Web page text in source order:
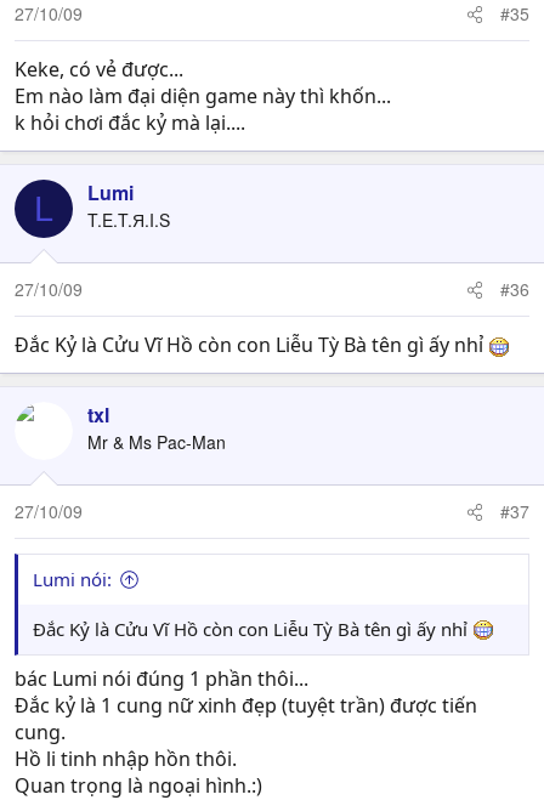
27/10/09 #35
Keke, có vẻ được...
Em nào làm đại diện game này thì khốn...
k hỏi chơi đắc kỷ mà lại....
L Lumi
T.E.T.Я.I.S
27/10/09 #36
Đắc Kỷ là Cửu Vĩ Hồ còn con Liễu Tỳ Bà tên gì ấy nhỉ
txl
Mr & Ms Pac-Man
27/10/09 #37
Lumi nói:
Đắc Kỷ là Cửu Vĩ Hồ còn con Liễu Tỳ Bà tên gì ấy nhỉ
bác Lumi nói đúng 1 phần thôi...
Đắc kỷ là 1 cung nữ xinh đẹp (tuyệt trần) được tiến
cung.
Hồ li tinh nhập hồn thôi.
Quan trọng là ngoại hình.:)